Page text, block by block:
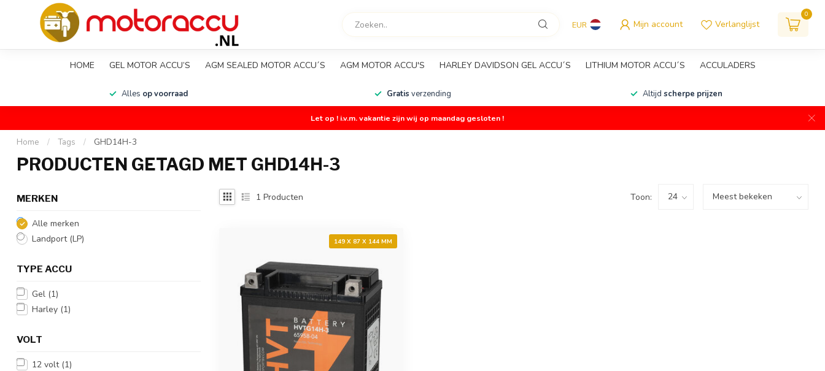
EUR Mijn account Verlanglijst
0
HOME GEL MOTOR ACCU’S AGM SEALED MOTOR ACCU´S AGM MOTOR ACCU'S HARLEY DAVIDSON GEL ACCU´S LITHIUM MOTOR ACCU´S ACCULADERS
Alles op voorraad Gratis verzending Altijd scherpe prijzen
Let op ! i.v.m. vakantie zijn wij op maandag gesloten !
Home / Tags / GHD14H-3
PRODUCTEN GETAGD MET GHD14H-3
MERKEN
Alle merken
Landport (LP)
TYPE ACCU
Gel (1)
Harley (1)
VOLT
12 volt (1)
1 Producten Toon:
149 X 87 X 144 MM